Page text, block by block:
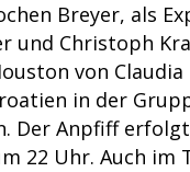
Breyer, als
und Christoph
von Claudia
in der
Der Anpfiff
22 Uhr. Auch im